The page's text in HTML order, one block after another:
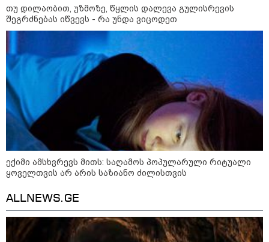
ზღვაზე წასვლამდე
კონფლიქტები
თუ დილაობით, უზმოზე, წყლის დალევა გულისრევის
შეგრძნებას იწვევს - რა უნდა ვიცოდეთ
ექიმი ამსხვრევს მითს: საღამოს პოპულარული რიტუალი
ყოველთვის არ არის საზიანო ძილისთვის
ALLNEWS.GE